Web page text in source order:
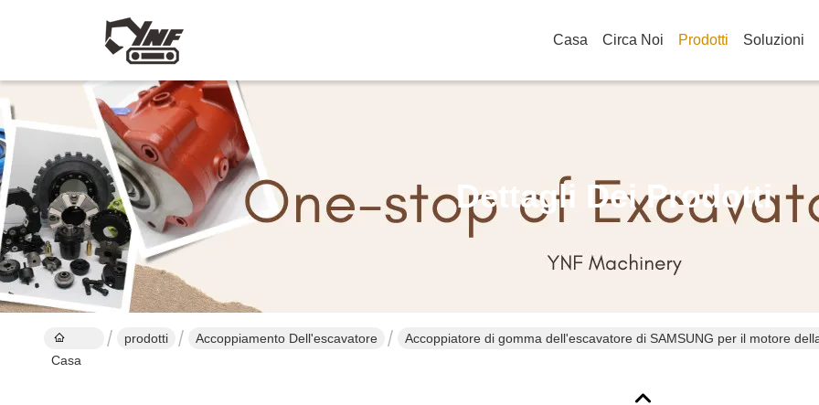
Casa Circa Noi Prodotti Soluzioni
Dettagli Dei Prodotti
Casa
prodotti Accoppiamento Dell'escavatore
Accoppiatore di gomma dell'escavatore di SAMSUNG per il motore